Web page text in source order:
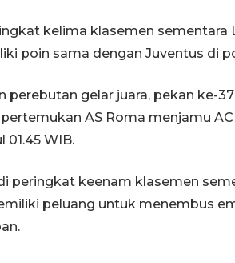
kelima klasemen sementara
poin sama dengan Juventus di
perebutan gelar juara, pekan ke-
AS Roma menjamu
01.45 WIB.
peringkat keenam klasemen
peluang untuk menembus
Uji
di